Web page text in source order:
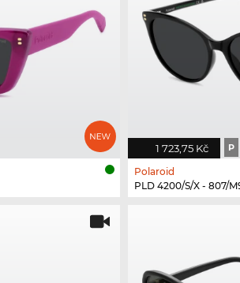
1 723,75 Kč P
Polaroid
PLD 4200/S/X - 807/